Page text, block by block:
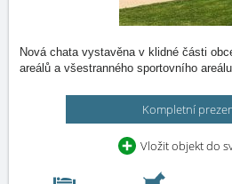
Nová chata vystavěna v klidné části
areálů a všestranného sportovního
Kompletní
Vložit objekt do